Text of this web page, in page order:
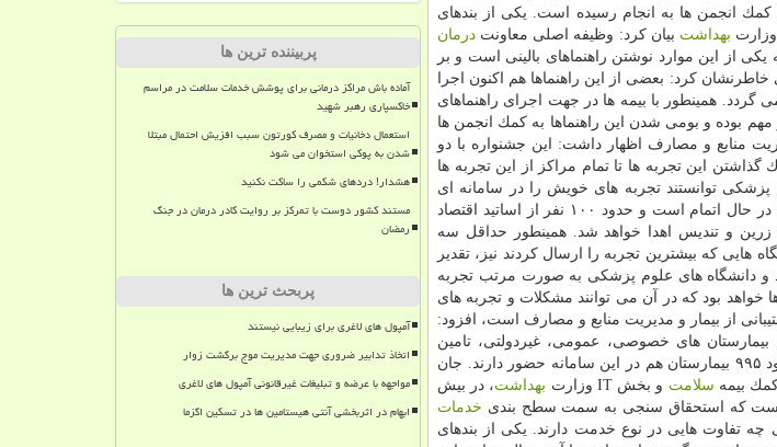
كمك انجمن ها به انجام رسیده است. یكی از بندهای
وزارت بهداشت بیان كرد: وظیفه ‏اصلی معاونت درمان
از این موارد نوشتن راهنماهای بالینی است و بر
است. وی خاطرنشان كرد: بعضی از این راهنماها هم اكنون اجرا
همینطور با بیمه ها در جهت اجرای راهنماهای
مهم بوده و بومی شدن این راهنماها به كمك انجمن ها
منابع و مصارف اظهار داشت: این جشنواره با دو
این تجربه ها تا تمام مراكز از این تجربه ها
پزشكی توانستند تجربه های خویش را در سامانه ای
در آخر به ۱۰ بیمارستان نمونه لوح زرین و تندیس اهدا خواهد شد. همینطور حداقل سه
هایی كه بیشترین تجربه را ارسال كردند نیز، تقدیر
و دانشگاه های علوم پزشكی به صورت مرتب تجربه
خواهد بود كه در آن می توانند مشكلات و تجربه های
از بیمار و مدیریت منابع و مصارف است، افزود:
های خصوصی، عمومی، غیردولتی، تامین
‏اجتماعی و بیمارستان های مربوط به نیروهای مسلح در این جشنواره شركت كرده اند، حدود ۹۹۵ بیمارستان هم در این سامانه حضور ‏دارند.‏ جان
بیمه سلامت و بخش IT وزارت بهداشت، در بیش
خدمات
مثال مشخص شود، یك بیمارستان ۶۰ تخت خوابه با یك بیمارستان ۲۰۰ تختی چه تفاوت هایی در نوع خدمت دارند. یكی از بندهای
پربیننده ترین ها
آماده باش مراکز درمانی برای پوشش خدمات سلامت در مراسم
خاکسپاری رهبر شهید
استعمال دخانیات و مصرف کورتون سبب افزیش احتمال مبتلا
شدن به پوکی استخوان می شود
هشدار! دردهای شکمی را ساکت نکنید
مستند کشور دوست با تمرکز بر روایت کادر درمان در جنگ
رمضان
پربحث ترین ها
آمپول های لاغری برای زیبایی نیستند
اتخاذ تدابیر ضروری جهت مدیریت موج برگشت زوار
مواجهه با عرضه و تبلیغات غیرقانونی آمپول های لاغری
ابهام در اثربخشی آنتی هیستامین ها در تسکین اگزما